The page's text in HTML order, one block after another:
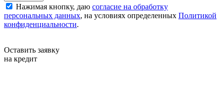
Нажимая кнопку, даю согласие на обработку
персональных данных, на условиях определенных Политикой
конфиденциальности.
Оставить заявку
на кредит